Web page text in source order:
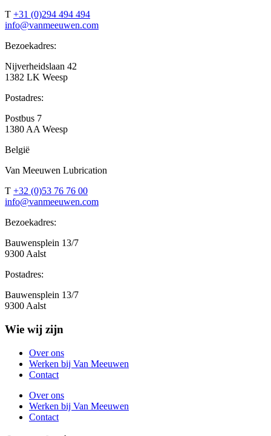
T +31 (0)294 494 494
info@vanmeeuwen.com
Bezoekadres:
Nijverheidslaan 42
1382 LK Weesp
Postadres:
Postbus 7
1380 AA Weesp
België
Van Meeuwen Lubrication
T +32 (0)53 76 76 00
info@vanmeeuwen.com
Bezoekadres:
Bauwensplein 13/7
9300 Aalst
Postadres:
Bauwensplein 13/7
9300 Aalst
Wie wij zijn
Over ons
Werken bij Van Meeuwen
Contact
Over ons
Werken bij Van Meeuwen
Contact